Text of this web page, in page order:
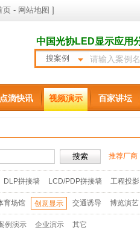
页 - 网站地图 ]
中国光协LED显示应用
搜案例
点滴快讯 视频演示 百家讲坛
推荐厂商
DLP拼接墙 LCD/PDP拼接墙 工程投影
育场馆 创意显示 交通诱导 博览演艺
例演示 企业演示 其它